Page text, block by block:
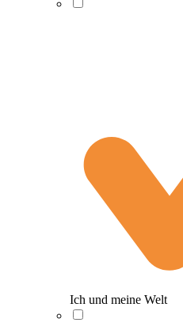
Ich und meine Welt